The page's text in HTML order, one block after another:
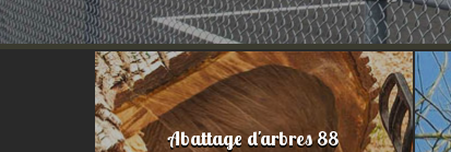
Abattage d'arbres 88